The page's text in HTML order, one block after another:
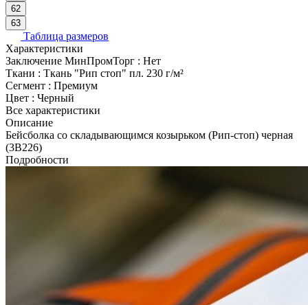
62
63
Таблица размеров
Характеристики
Заключение МинПромТорг : Нет
Ткани : Ткань "Рип стоп" пл. 230 г/м²
Сегмент : Премиум
Цвет : Черный
Все характеристики
Описание
Бейсболка со складывающимся козырьком (Рип-стоп) черная
(3В226)
Подробности